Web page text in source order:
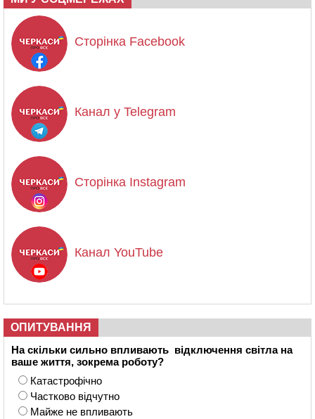
Сторінка Facebook
Канал у Telegram
Сторінка Instagram
Канал YouTube
ОПИТУВАННЯ
На скільки сильно впливають відключення світла на
ваше життя, зокрема роботу?
Катастрофічно
Частково відчутно
Майже не впливають